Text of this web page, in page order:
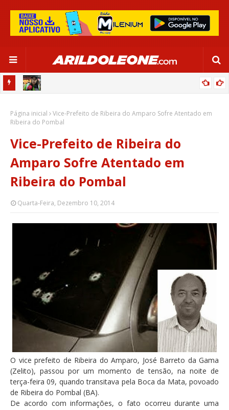
ESPORTE (TV BAHIA - REDE GLOBO 03/06/2024)
Página inicial
Vice-Prefeito de Ribeira do Amparo Sofre Atentado em
Ribeira do Pombal
Vice-Prefeito de Ribeira do
Amparo Sofre Atentado em
Ribeira do Pombal
Quarta-Feira, Dezembro 10, 2014
O vice prefeito de Ribeira do Amparo, José Barreto da Gama
(Zelito), passou por um momento de tensão, na noite de
terça-feira 09, quando transitava pela Boca da Mata, povoado
de Ribeira do Pombal (BA).
De acordo com informações, o fato ocorreu durante uma